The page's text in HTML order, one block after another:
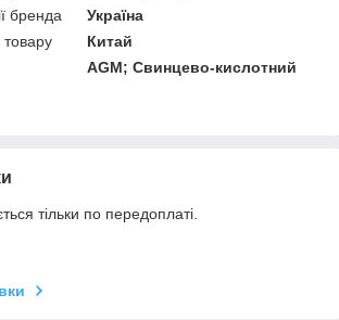
бренда
Україна
товару
Китай
AGM; Свинцево-кислотний
тільки по передоплаті.